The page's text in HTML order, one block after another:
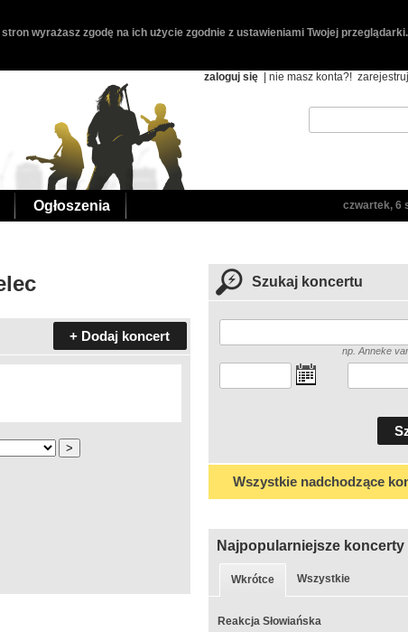
wyrażasz zgodę na ich użycie zgodnie z ustawieniami Twojej przeglądarki.
zaloguj się | nie masz konta?!
Ogłoszenia czwartek, 6
+ Dodaj koncert
Szukaj koncertu
np. Anneke
Wszystkie nadchodzące
Najpopularniejsze koncerty
Wkrótce Wszystkie
Reakcja Słowiańska